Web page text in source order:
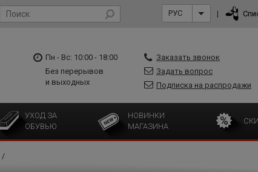
РУС |
Пн - Вс: 10:00 - 18:00
Без перерывов
и выходных
Заказать звонок
Задать вопрос
Подписка на распродажи
УХОД ЗА
ОБУВЬЮ
НОВИНКИ
МАГАЗИНА